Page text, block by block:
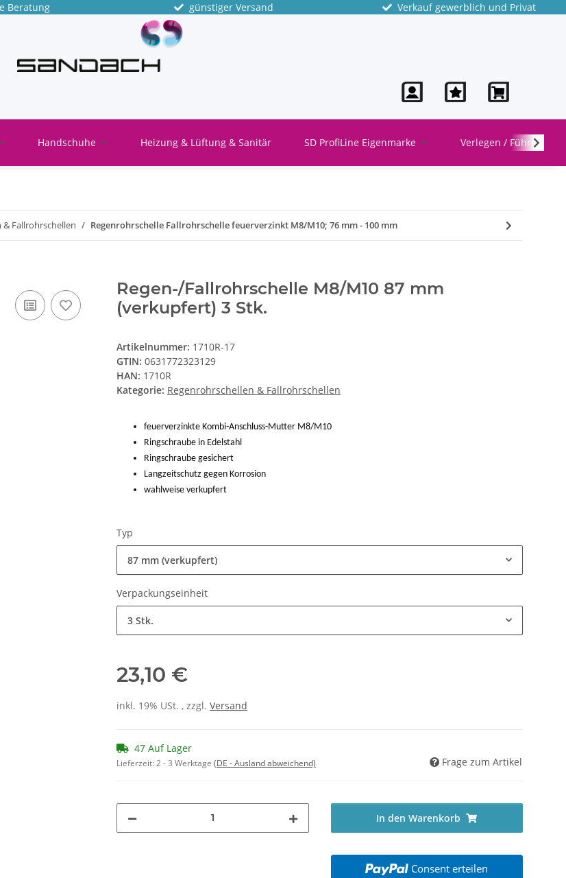
Beratung günstiger Versand Verkauf gewerblich und Privat
Handschuhe Heizung & Lüftung & Sanitär SD ProfiLine Eigenmarke Verlegen / Führen
& Fallrohrschellen Regenrohrschelle Fallrohrschelle feuerverzinkt M8/M10; 76 mm - 100 mm
Regen-/Fallrohrschelle M8/M10 87 mm
(verkupfert) 3 Stk.
Artikelnummer: 1710R-17
GTIN: 0631772323129
HAN: 1710R
Kategorie: Regenrohrschellen & Fallrohrschellen
feuerverzinkte Kombi-Anschluss-Mutter M8/M10
Ringschraube in Edelstahl
Ringschraube gesichert
Langzeitschutz gegen Korrosion
wahlweise verkupfert
Typ
87 mm (verkupfert)
Verpackungseinheit
3 Stk.
23,10 €
inkl. 19% USt. , zzgl. Versand
47 Auf Lager
Lieferzeit:2 - 3 Werktage (DE - Ausland abweichend) Frage zum Artikel
In den Warenkorb
Consent erteilen